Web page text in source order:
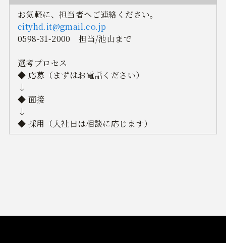
お気軽に、担当者へご連絡ください。
cityhd.it@gmail.co.jp
0598-31-2000 担当/池山まで
選考プロセス
◆ 応募（まずはお電話ください）
↓
◆ 面接
↓
◆ 採用（入社日は相談に応じます）